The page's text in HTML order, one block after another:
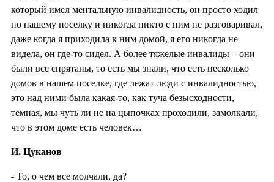
который имел ментальную инвалидность, он просто ходил
по нашему поселку и никогда никто с ним не разговаривал,
даже когда я приходила к ним домой, я его никогда не
видела, он где-то сидел. А более тяжелые инвалиды – они
были все спрятаны, то есть мы знали, что есть несколько
домов в нашем поселке, где лежат люди с инвалидностью,
это над ними была какая-то, как туча безысходности,
темная, мы чуть ли не на цыпочках проходили, замолкали,
что в этом доме есть человек…
И. Цуканов
- То, о чем все молчали, да?